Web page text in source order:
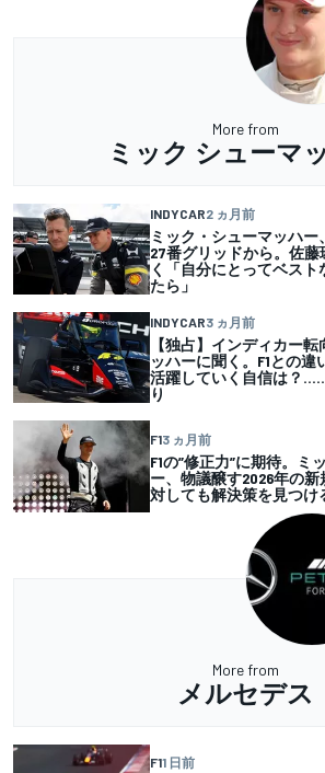
More from
ミック シューマ
INDYCAR2 ヵ月前
ミック・シューマッハ
27番グリッドから。佐
く「自分にとってベス
たら」
INDYCAR3 ヵ月前
【独占】インディカー
ッハーに聞く。F1との
活躍していく自信は？
り
F13 ヵ月前
F1の”修正力”に期待。ミ
ー、物議醸す2026年の
対しても解決策を見つけ
More from
メルセデス
F11 日前